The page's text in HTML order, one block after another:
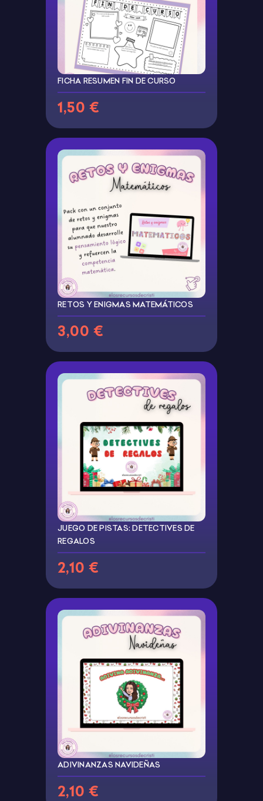
FICHA RESUMEN FIN DE CURSO
1,50 €
RETOS Y ENIGMAS MATEMÁTICOS
3,00 €
JUEGO DE PISTAS: DETECTIVES DE
REGALOS
2,10 €
ADIVINANZAS NAVIDEÑAS
2,10 €